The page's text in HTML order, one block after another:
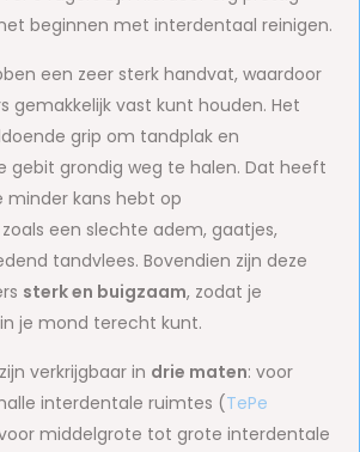
beginnen met interdentaal reinigen.
een zeer sterk handvat, waardoor
gemakkelijk vast kunt houden. Het
grip om tandplak en
gebit grondig weg te halen. Dat heeft
minder kans hebt op
een slechte adem, gaatjes,
tandvlees. Bovendien zijn deze
sterk en buigzaam, zodat je
je mond terecht kunt.
verkrijgbaar in drie maten: voor
interdentale ruimtes (TePe
middelgrote tot grote interdentale